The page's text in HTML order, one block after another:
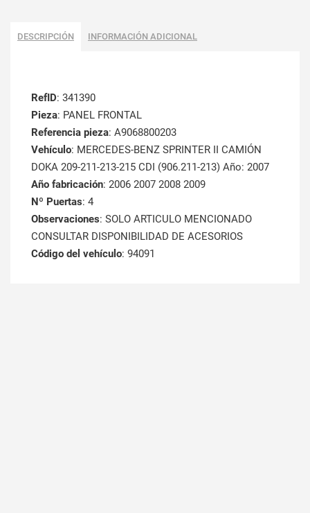
DESCRIPCIÓN INFORMACIÓN ADICIONAL
RefID: 341390
Pieza: PANEL FRONTAL
Referencia pieza: A9068800203
Vehículo: MERCEDES-BENZ SPRINTER II CAMIÓN
DOKA 209-211-213-215 CDI (906.211-213) Año: 2007
Año fabricación: 2006 2007 2008 2009
Nº Puertas: 4
Observaciones: SOLO ARTICULO MENCIONADO
CONSULTAR DISPONIBILIDAD DE ACESORIOS
Código del vehículo: 94091